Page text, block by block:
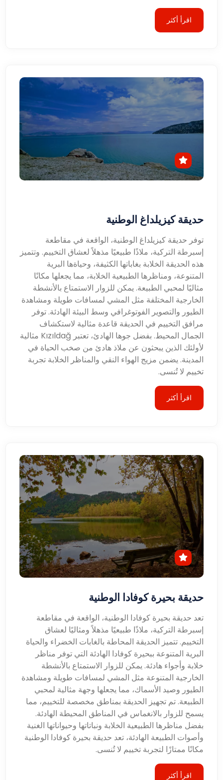
اقرأ أكثر
حديقة كيزيلداغ الوطنية
توفر حديقة كيزيلداغ الوطنية، الواقعة في مقاطعة
إسبرطة التركية، ملاذًا طبيعيًا مذهلاً لعشاق التخييم. وتتميز
هذه الحديقة الخلابة بغاباتها الكثيفة، وحياةها البرية
المتنوعة، ومناظرها الطبيعية الخلابة، مما يجعلها مكانًا
مثاليًا لمحبي الطبيعة. يمكن للزوار الاستمتاع بالأنشطة
الخارجية المختلفة مثل المشي لمسافات طويلة ومشاهدة
الطيور والتصوير الفوتوغرافي وسط البيئة الهادئة. توفر
مرافق التخييم في الحديقة قاعدة مثالية لاستكشاف
الجمال المحيط. بفضل جوها الهادئ، تعتبر Kızıldağ مثالية
لأولئك الذين يبحثون عن ملاذ هادئ من صخب الحياة في
المدينة. يضمن مزيج الهواء النقي والمناظر الخلابة تجربة
تخييم لا تُنسى.
اقرأ أكثر
حديقة بحيرة كوفادا الوطنية
تعد حديقة بحيرة كوفادا الوطنية، الواقعة في مقاطعة
إسبرطة التركية، ملاذًا طبيعيًا مذهلاً ومثاليًا لعشاق
التخييم. تتميز الحديقة المحاطة بالغابات الخضراء والحياة
البرية المتنوعة ببحيرة كوفادا الهادئة التي توفر مناظر
خلابة وأجواء هادئة. يمكن للزوار الاستمتاع بالأنشطة
الخارجية المتنوعة مثل المشي لمسافات طويلة ومشاهدة
الطيور وصيد الأسماك، مما يجعلها وجهة مثالية لمحبي
الطبيعة. تم تجهيز الحديقة بمناطق مخصصة للتخييم، مما
يسمح للزوار بالانغماس في المناطق المحيطة الهادئة.
بفضل مناظرها الطبيعية الخلابة ونباتاتها وحيواناتها الغنية
وأصوات الطبيعة الهادئة، تعد حديقة بحيرة كوفادا الوطنية
مكانًا ممتازًا لتجربة تخييم لا تُنسى.
اقرأ أكثر